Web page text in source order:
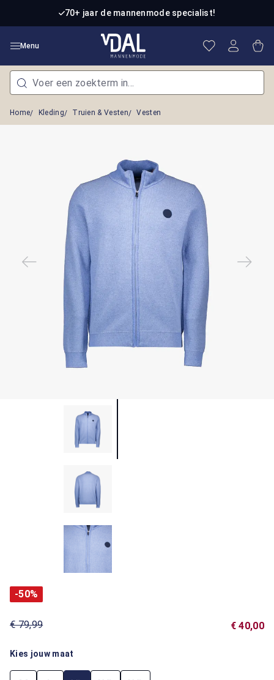
Ga naar de hoofdinhoud70+ jaar de mannenmode specialist!
Menu Je hebt 0
Home Kleding Truien & Vesten Vesten
-50%
€ 79,99 € 40,00
Kies jouw maat